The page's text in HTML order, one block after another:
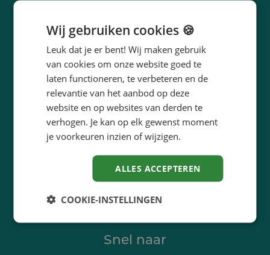
In een notendop
Lüüninnoveert.
Lüünmaakt concreet
Lüünbegeleidtbij het ontwikkelen van
ideeën, oplossingen en strategieën.
Snel naar
Wij gebruiken cookies 🍪
Leuk dat je er bent! Wij maken gebruik
van cookies om onze website goed te
laten functioneren, te verbeteren en de
relevantie van het aanbod op deze
website en op websites van derden te
verhogen. Je kan op elk gewenst moment
je voorkeuren inzien of wijzigen.
ALLES ACCEPTEREN
COOKIE-INSTELLINGEN